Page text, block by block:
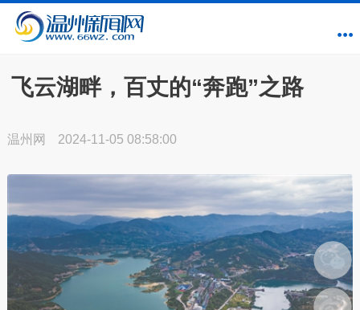
飞云湖畔，百丈的“奔跑”之路
温州网 2024-11-05 08:58:00